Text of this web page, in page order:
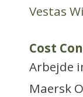
Vestas
Cost
Arbejde
Maersk